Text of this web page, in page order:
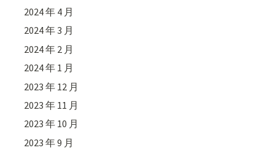
2024 年 4 月
2024 年 3 月
2024 年 2 月
2024 年 1 月
2023 年 12 月
2023 年 11 月
2023 年 10 月
2023 年 9 月